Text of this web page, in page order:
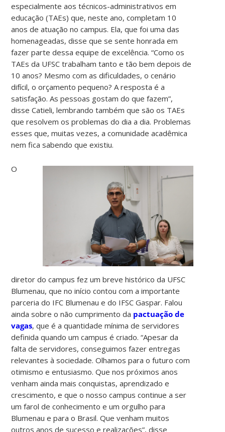
especialmente aos técnicos-administrativos em
educação (TAEs) que, neste ano, completam 10
anos de atuação no campus. Ela, que foi uma das
homenageadas, disse que se sente honrada em
fazer parte dessa equipe de excelência. “Como os
TAEs da UFSC trabalham tanto e tão bem depois de
10 anos? Mesmo com as dificuldades, o cenário
difícil, o orçamento pequeno? A resposta é a
satisfação. As pessoas gostam do que fazem”,
disse Catieli, lembrando também que são os TAEs
que resolvem os problemas do dia a dia. Problemas
esses que, muitas vezes, a comunidade acadêmica
nem fica sabendo que existiu.
O
diretor do campus fez um breve histórico da UFSC
Blumenau, que no início contou com a importante
parceria do IFC Blumenau e do IFSC Gaspar. Falou
ainda sobre o não cumprimento da pactuação de
vagas, que é a quantidade mínima de servidores
definida quando um campus é criado. “Apesar da
falta de servidores, conseguimos fazer entregas
relevantes à sociedade. Olhamos para o futuro com
otimismo e entusiasmo. Que nos próximos anos
venham ainda mais conquistas, aprendizado e
crescimento, e que o nosso campus continue a ser
um farol de conhecimento e um orgulho para
Blumenau e para o Brasil. Que venham muitos
outros anos de sucesso e realizações”, disse